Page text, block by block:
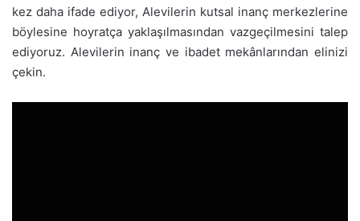
kez daha ifade ediyor, Alevilerin kutsal inanç merkezlerine
böylesine hoyratça yaklaşılmasından vazgeçilmesini talep
ediyoruz. Alevilerin inanç ve ibadet mekânlarından elinizi
çekin.